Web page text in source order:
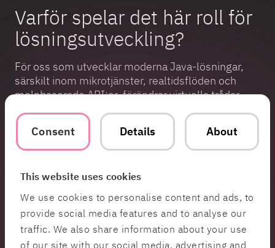
Consent Details About
This website uses cookies
We use cookies to personalise content and ads, to
provide social media features and to analyse our
traffic. We also share information about your use
of our site with our social media, advertising and
Varför spelar det här roll för
lösningsutveckling?
För oss som utvecklar moderna Java-lösningar,
särskilt inom mikrotjänster, realtidsflöden och
molnbaserade API:er, förändrar virtuella trådar
Enklare kod:
Vi kan återgå till det naturliga,
synkrona kodflödet utan att oroa oss för
högre samtidighet, med lägre latens och färre
flaskhalsar.
Mindre teknikskuld:Vi slipper introducera